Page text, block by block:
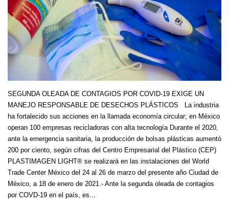
SEGUNDA OLEADA DE CONTAGIOS POR COVID-19 EXIGE UN
MANEJO RESPONSABLE DE DESECHOS PLÁSTICOS La industria
ha fortalecido sus acciones en la llamada economía circular; en México
operan 100 empresas recicladoras con alta tecnología Durante el 2020,
ante la emergencia sanitaria, la producción de bolsas plásticas aumentó
200 por ciento, según cifras del Centro Empresarial del Plástico (CEP)
PLASTIMAGEN LIGHT® se realizará en las instalaciones del World
Trade Center México del 24 al 26 de marzo del presente año Ciudad de
México, a 18 de enero de 2021.- Ante la segunda oleada de contagios
por COVD-19 en el país, es...